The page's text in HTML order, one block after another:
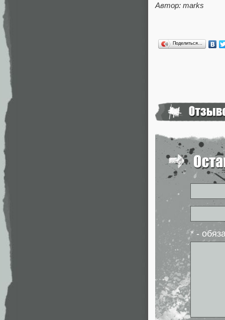
Автор: marks
Поделиться…
* -